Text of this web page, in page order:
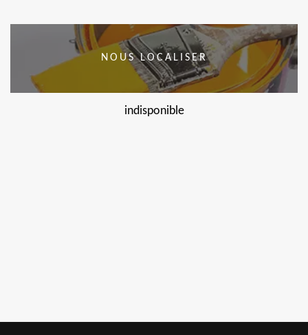
NOUS LOCALISER
indisponible